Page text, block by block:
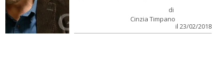
di
Cinzia Timpano
il 23/02/2018